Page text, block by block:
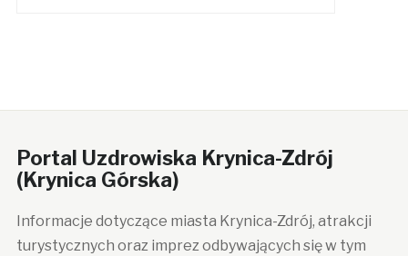
Portal Uzdrowiska Krynica-Zdrój
(Krynica Górska)
Informacje dotyczące miasta Krynica-Zdrój, atrakcji
turystycznych oraz imprez odbywających się w tym